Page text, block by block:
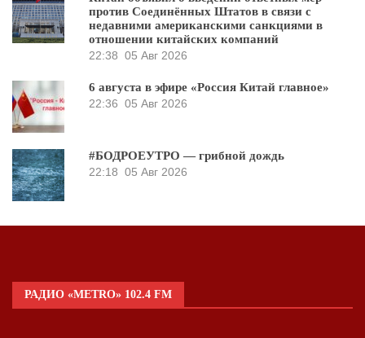
против Соединённых Штатов в связи с
недавними американскими санкциями в
отношении китайских компаний
22:38 05 Авг 2026
6 августа в эфире «Россия Китай главное»
22:36 05 Авг 2026
#БОДРОЕУТРО — грибной дождь
22:18 05 Авг 2026
РАДИО «METRO» 102.4 FM